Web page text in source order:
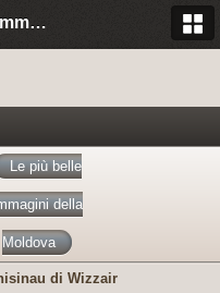
Moldova Community Italia
Le più belle
della
Moldova
di Wizzair